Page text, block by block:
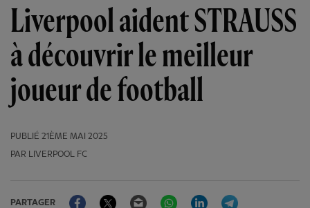
Liverpool aident STRAUSS
à découvrir le meilleur
joueur de football
PUBLIÉ 21ÈME MAI 2025
PAR LIVERPOOL FC
PARTAGER
FacebookTwitter Email WhatsAppLinkedIn